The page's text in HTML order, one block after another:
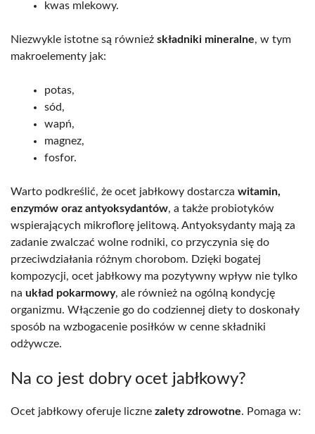
kwas mlekowy.
Niezwykle istotne są również składniki mineralne, w tym
makroelementy jak:
potas,
sód,
wapń,
magnez,
fosfor.
Warto podkreślić, że ocet jabłkowy dostarcza witamin,
enzymów oraz antyoksydantów, a także probiotyków
wspierających mikroflorę jelitową. Antyoksydanty mają za
zadanie zwalczać wolne rodniki, co przyczynia się do
przeciwdziałania różnym chorobom. Dzięki bogatej
kompozycji, ocet jabłkowy ma pozytywny wpływ nie tylko
na układ pokarmowy, ale również na ogólną kondycję
organizmu. Włączenie go do codziennej diety to doskonały
sposób na wzbogacenie posiłków w cenne składniki
odżywcze.
Na co jest dobry ocet jabłkowy?
Ocet jabłkowy oferuje liczne zalety zdrowotne. Pomaga w: